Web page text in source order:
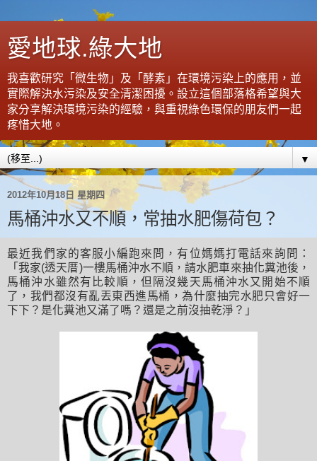
愛地球.綠大地
我喜歡研究「微生物」及「酵素」在環境污染上的應用，並
實際解決水污染及安全清潔困擾。設立這個部落格希望與大
家分享解決環境污染的經驗，與重視綠色環保的朋友們一起
疼惜大地。
▼
2012年10月18日 星期四
馬桶沖水又不順，常抽水肥傷荷包？
最近我們家的客服小編跑來問，有位媽媽打電話來詢問：
「我家(透天厝)一樓馬桶沖水不順，請水肥車來抽化糞池後，
馬桶沖水雖然有比較順，但隔沒幾天馬桶沖水又開始不順
了，我們都沒有亂丟東西進馬桶，為什麼抽完水肥只會好一
下下？是化糞池又滿了嗎？還是之前沒抽乾淨？」